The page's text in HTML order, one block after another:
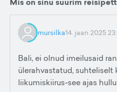
mursilka14. jaan 2025
Bali, ei olnud imeilusaid
ülerahvastatud, suhteliselt
liikumiskiirus-see ajas